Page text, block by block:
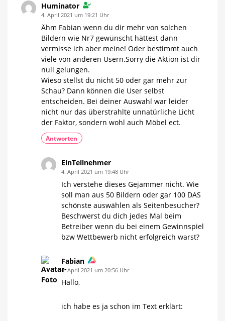
Huminator
4. April 2021 um 19:21 Uhr
Ähm Fabian wenn du dir mehr von solchen
Bildern wie Nr7 gewünscht hättest dann
vermisse ich aber meine! Oder bestimmt auch
viele von anderen Usern.Sorry die Aktion ist dir
null gelungen.
Wieso stellst du nicht 50 oder gar mehr zur
Schau? Dann können die User selbst
entscheiden. Bei deiner Auswahl war leider
nicht nur das überstrahlte unnatürliche Licht
der Faktor, sondern wohl auch Möbel ect.
Antworten
EinTeilnehmer
4. April 2021 um 19:48 Uhr
Ich verstehe dieses Gejammer nicht. Wie
soll man aus 50 Bildern oder gar 100 DAS
schönste auswählen als Seitenbesucher?
Beschwerst du dich jedes Mal beim
Betreiber wenn du bei einem Gewinnspiel
bzw Wettbewerb nicht erfolgreich warst?
Fabian
4. April 2021 um 20:56 Uhr
Hallo,
ich habe es ja schon im Text erklärt: